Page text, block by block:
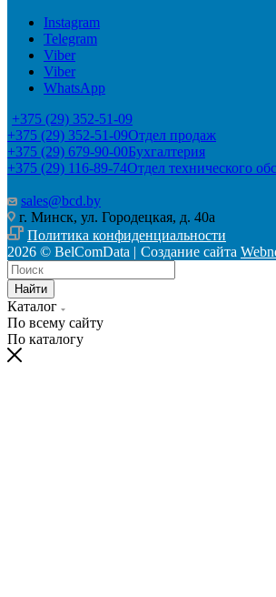
Instagram
Telegram
Viber
Viber
WhatsApp
+375 (29) 352-51-09
+375 (29) 352-51-09Отдел продаж
+375 (29) 679-90-00Бухгалтерия
+375 (29) 116-89-74Отдел технического
sales@bcd.by
г. Минск, ул. Городецкая, д. 40а
Политика конфиденциальности
2026 © BelComData | Создание сайта
Найти
Каталог
По всему сайту
По каталогу